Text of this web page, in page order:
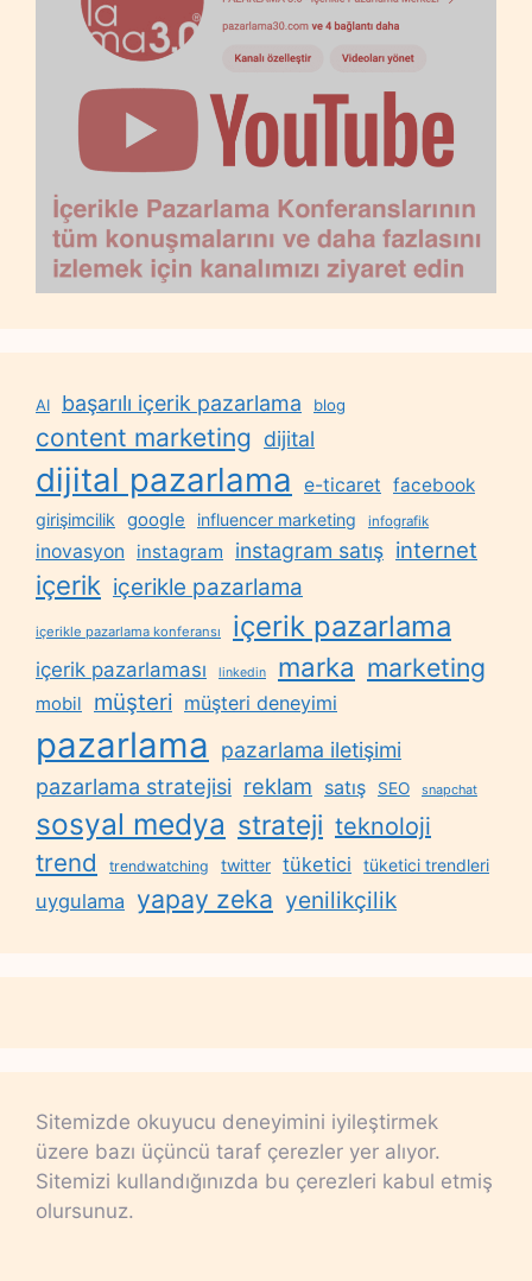
AI başarılı içerik pazarlama blog
content marketing dijital
dijital pazarlama e-ticaret facebook
girişimcilik google influencer marketing infografik
inovasyon instagram instagram satış internet
içerik içerikle pazarlama
içerikle pazarlama konferansı içerik pazarlama
içerik pazarlaması linkedin marka marketing
mobil müşteri müşteri deneyimi
pazarlama
pazarlama iletişimi
pazarlama stratejisi reklam satış SEO snapchat
sosyal medya strateji teknoloji
trend trendwatching twitter tüketici tüketici trendleri
uygulama yapay zeka yenilikçilik
Sitemizde okuyucu deneyimini iyileştirmek
üzere bazı üçüncü taraf çerezler yer alıyor.
Sitemizi kullandığınızda bu çerezleri kabul etmiş
olursunuz.